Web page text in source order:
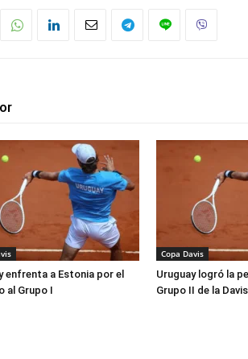
enfrenta a Estonia por el
al Grupo I
Copa Davis
Uruguay logró la
Grupo II de la Davis